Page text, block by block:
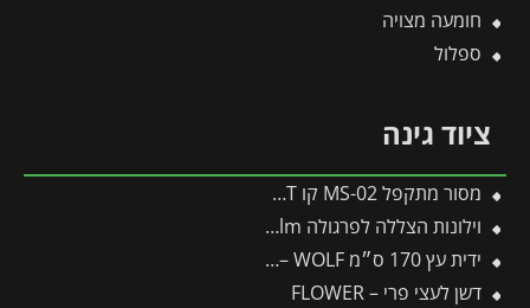
חומעה מצויה
ספלול
ציוד גינה
מסור מתקפל MS-02 קו CUT
וילונות הצללה לפרגולה 3.4X8.1 Stockholm מבית פלרם – Canopia
ידית עץ 170 ס״מ ZM170 – WOLF
דשן לעצי פרי – FLOWER